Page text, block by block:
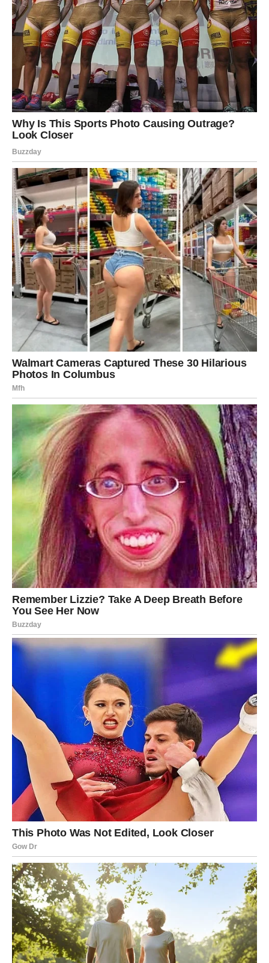
osobu ili situaciju.
Na poslovnom planu moguće je da ćete dobiti priliku koja
zahteva hrabrost i odlučnost. Ako verujete u sebe, ovaj
period može doneti važan napredak.
Strelac
Strelčevi u naredna tri dana mogu osetiti želju za
promenom. Možda ćete želeti da započnete nešto novo ili
da napravite plan koji vas vodi ka drugačijoj budućnosti.
U ljubavi je moguć susret sa osobom koja donosi
pozitivnu energiju i optimizam.
Jarac
Jarčevi mogu imati ozbiljan razgovor koji se tiče posla ili
finansija. Ovaj razgovor može biti ključan za naredni
period.
Na ljubavnom planu moguće je da ćete razmišljati o tome
šta zaista želite od odnosa u kojem se nalazite.
Vodolija
Vodolije u narednim danima mogu dobiti neočekivane
vesti. Ove vesti mogu promeniti vaše planove ili vas
navesti da razmislite o novom pravcu.
U ljubavi je moguć zanimljiv susret koji može probuditi
jake emocije.
Ribe
Ribe u naredna tri dana mogu osetiti snažnu intuiciju.
Važno je da slušate unutrašnji glas jer vas on može voditi
ka pravim odlukama.
Na ljubavnom planu moguće je da ćete doživeti trenutak
bliskosti sa osobom koja vam mnogo znači.